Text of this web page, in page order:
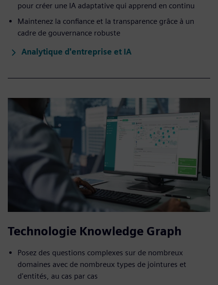
pour créer une IA adaptative qui apprend en continu
Maintenez la confiance et la transparence grâce à un
cadre de gouvernance robuste
Analytique d'entreprise et IA
Technologie Knowledge Graph
Posez des questions complexes sur de nombreux
domaines avec de nombreux types de jointures et
d'entités, au cas par cas